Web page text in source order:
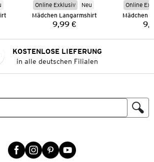
Online Exklusiv
Neu
Mädchen Langarmshirt
Preis:
9,99 €
Online
Mädchen
KOSTENLOSE LIEFERUNG
in alle deutschen Filialen